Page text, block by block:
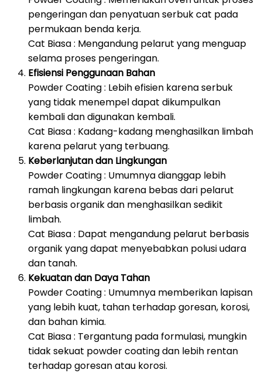
pengeringan dan penyatuan serbuk cat pada
permukaan benda kerja.
Cat Biasa : Mengandung pelarut yang menguap
selama proses pengeringan.
Efisiensi Penggunaan Bahan
Powder Coating : Lebih efisien karena serbuk
yang tidak menempel dapat dikumpulkan
kembali dan digunakan kembali.
Cat Biasa : Kadang-kadang menghasilkan limbah
karena pelarut yang terbuang.
Keberlanjutan dan Lingkungan
Powder Coating : Umumnya dianggap lebih
ramah lingkungan karena bebas dari pelarut
berbasis organik dan menghasilkan sedikit
limbah.
Cat Biasa : Dapat mengandung pelarut berbasis
organik yang dapat menyebabkan polusi udara
dan tanah.
Kekuatan dan Daya Tahan
Powder Coating : Umumnya memberikan lapisan
yang lebih kuat, tahan terhadap goresan, korosi,
dan bahan kimia.
Cat Biasa : Tergantung pada formulasi, mungkin
tidak sekuat powder coating dan lebih rentan
terhadap goresan atau korosi.